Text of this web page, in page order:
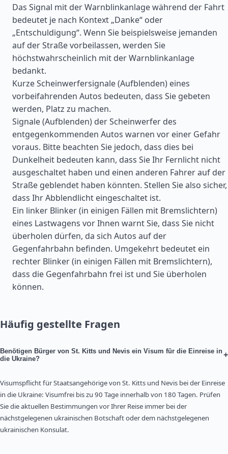
Das Signal mit der Warnblinkanlage während der Fahrt
bedeutet je nach Kontext „Danke“ oder
„Entschuldigung“. Wenn Sie beispielsweise jemanden
auf der Straße vorbeilassen, werden Sie
höchstwahrscheinlich mit der Warnblinkanlage
bedankt.
Kurze Scheinwerfersignale (Aufblenden) eines
vorbeifahrenden Autos bedeuten, dass Sie gebeten
werden, Platz zu machen.
Signale (Aufblenden) der Scheinwerfer des
entgegenkommenden Autos warnen vor einer Gefahr
voraus. Bitte beachten Sie jedoch, dass dies bei
Dunkelheit bedeuten kann, dass Sie Ihr Fernlicht nicht
ausgeschaltet haben und einen anderen Fahrer auf der
Straße geblendet haben könnten. Stellen Sie also sicher,
dass Ihr Abblendlicht eingeschaltet ist.
Ein linker Blinker (in einigen Fällen mit Bremslichtern)
eines Lastwagens vor Ihnen warnt Sie, dass Sie nicht
überholen dürfen, da sich Autos auf der
Gegenfahrbahn befinden. Umgekehrt bedeutet ein
rechter Blinker (in einigen Fällen mit Bremslichtern),
dass die Gegenfahrbahn frei ist und Sie überholen
können.
Häufig gestellte Fragen
Benötigen Bürger von St. Kitts und Nevis ein Visum für die Einreise in
die Ukraine?
+
Visumspflicht für Staatsangehörige von St. Kitts und Nevis bei der Einreise
in die Ukraine: Visumfrei bis zu 90 Tage innerhalb von 180 Tagen. Prüfen
Sie die aktuellen Bestimmungen vor Ihrer Reise immer bei der
nächstgelegenen ukrainischen Botschaft oder dem nächstgelegenen
ukrainischen Konsulat.